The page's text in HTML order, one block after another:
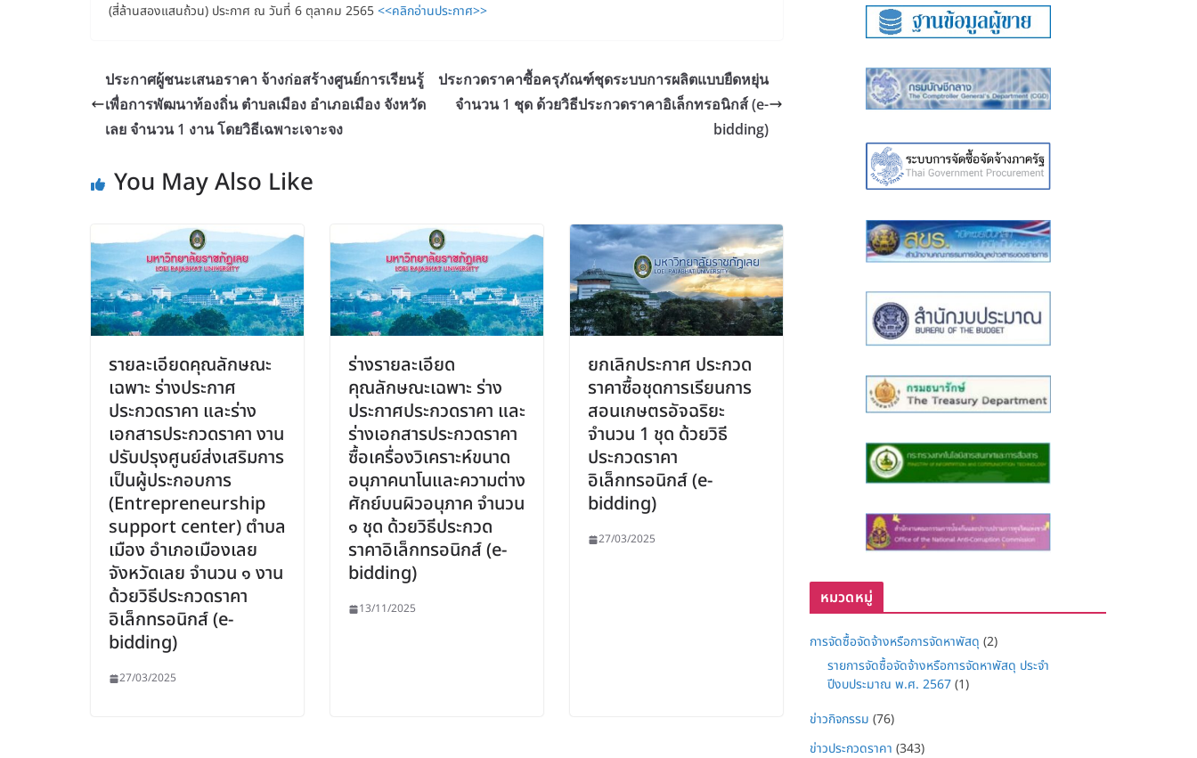
(สี่ล้านสองแสนถ้วน) ประกาศ ณ วันที่ 6 ตุลาคม 2565<<คลิกอ่านประกาศ>>
ประกาศผู้ชนะเสนอราคา จ้างก่อสร้างศูนย์การเรียนรู้
เพื่อการพัฒนาท้องถิ่น ตำบลเมือง อำเภอเมือง จังหวัด
เลย จำนวน 1 งาน โดยวิธีเฉพาะเจาะจง
ประกวดราคาซื้อครุภัณฑ์ชุดระบบการผลิตแบบยืดหยุ่น
จำนวน 1 ชุด ด้วยวิธีประกวดราคาอิเล็กทรอนิกส์ (e-
bidding)
You May Also Like
รายละเอียดคุณลักษณะ
เฉพาะ ร่างประกาศ
ประกวดราคา และร่าง
เอกสารประกวดราคา งาน
ปรับปรุงศูนย์ส่งเสริมการ
เป็นผู้ประกอบการ
(Entrepreneurship
support center) ตำบล
เมือง อำเภอเมืองเลย
จังหวัดเลย จำนวน ๑ งาน
ด้วยวิธีประกวดราคา
อิเล็กทรอนิกส์ (e-
bidding)
27/03/2025
ร่างรายละเอียด
คุณลักษณะเฉพาะ ร่าง
ประกาศประกวดราคา และ
ร่างเอกสารประกวดราคา
ซื้อเครื่องวิเคราะห์ขนาด
อนุภาคนาโนและความต่าง
ศักย์บนผิวอนุภาค จำนวน
๑ ชุด ด้วยวิธีประกวด
ราคาอิเล็กทรอนิกส์ (e-
bidding)
13/11/2025
ยกเลิกประกาศ ประกวด
ราคาซื้อชุดการเรียนการ
สอนเกษตรอัจฉริยะ
จำนวน 1 ชุด ด้วยวิธี
ประกวดราคา
อิเล็กทรอนิกส์ (e-
bidding)
27/03/2025
หมวดหมู่
การจัดซื้อจัดจ้างหรือการจัดหาพัสดุ (2)
รายการจัดซื้อจัดจ้างหรือการจัดหาพัสดุ ประจำ
ปีงบประมาณ พ.ศ. 2567(1)
ข่าวกิจกรรม (76)
ข่าวประกวดราคา (343)